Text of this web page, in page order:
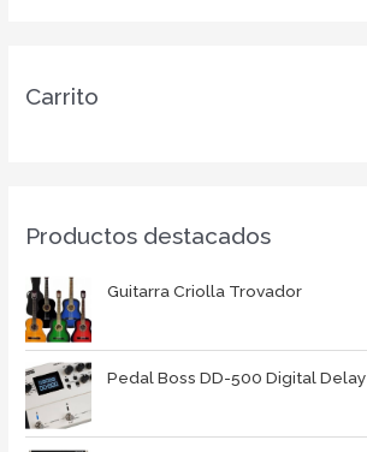
Carrito
Productos destacados
Guitarra Criolla Trovador
Pedal Boss DD-500 Digital Delay